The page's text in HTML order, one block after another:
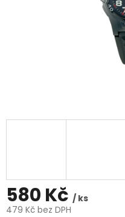
580 Kč / ks
479 Kč bez DPH